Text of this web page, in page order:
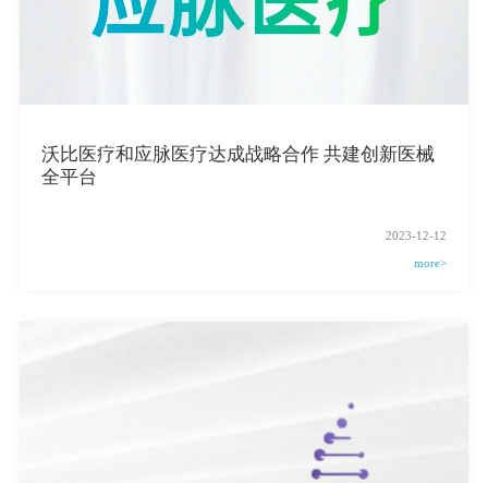
沃比医疗和应脉医疗达成战略合作 共建创新医械
全平台
2023-12-12
more>